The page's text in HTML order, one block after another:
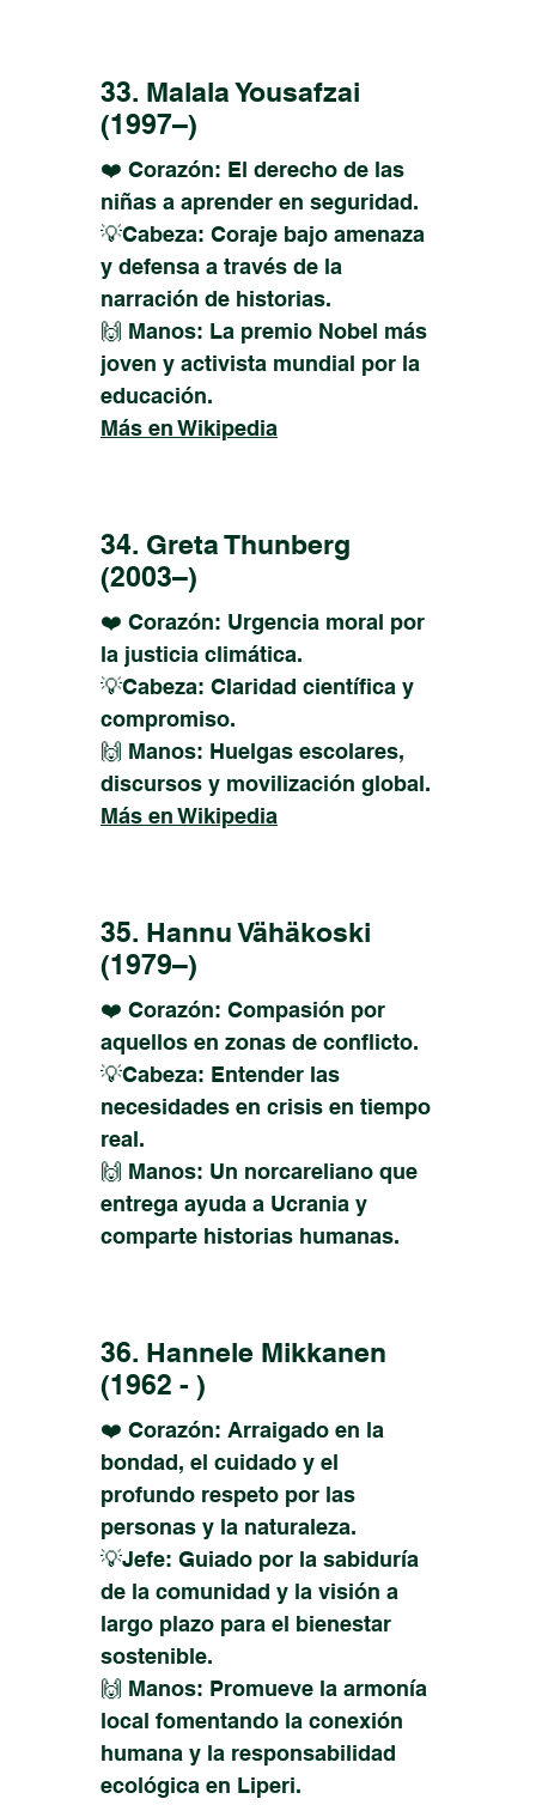
33. Malala Yousafzai
(1997–)
❤️ Corazón: El derecho de las
niñas a aprender en seguridad.
💡Cabeza: Coraje bajo amenaza
y defensa a través de la
narración de historias.
🙌 Manos: La premio Nobel más
joven y activista mundial por la
educación.
Más en Wikipedia
34. Greta Thunberg
(2003–)
❤️ Corazón: Urgencia moral por
la justicia climática.
💡Cabeza: Claridad científica y
compromiso.
🙌 Manos: Huelgas escolares,
discursos y movilización global.
Más en Wikipedia
35. Hannu Vähäkoski
(1979–)
❤️ Corazón: Compasión por
aquellos en zonas de conflicto.
💡Cabeza: Entender las
necesidades en crisis en tiempo
real.
🙌 Manos: Un norcareliano que
entrega ayuda a Ucrania y
comparte historias humanas.
36. Hannele Mikkanen
(1962 - )
❤️ Corazón: Arraigado en la
bondad, el cuidado y el
profundo respeto por las
personas y la naturaleza.
💡Jefe: Guiado por la sabiduría
de la comunidad y la visión a
largo plazo para el bienestar
sostenible.
🙌 Manos: Promueve la armonía
local fomentando la conexión
humana y la responsabilidad
ecológica en Liperi.